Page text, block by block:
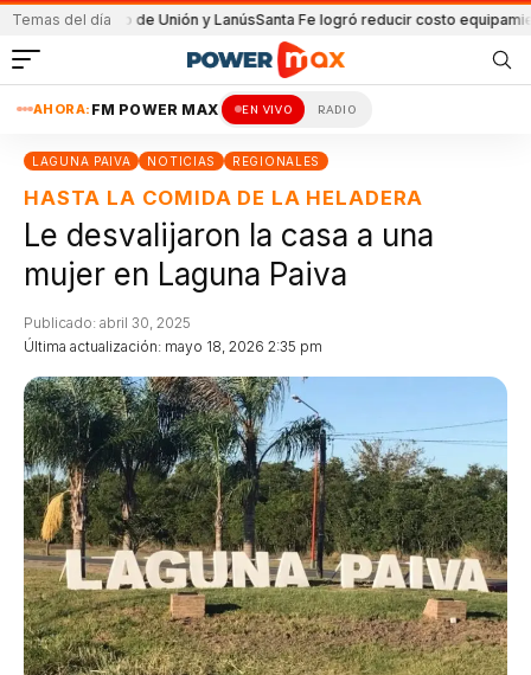
Temas del día
el partido de Unión y LanúsSanta Fe logró reducir costo equipamiento
AHORA: FM POWER MAX EN VIVO RADIO
LAGUNA PAIVA NOTICIAS REGIONALES
HASTA LA COMIDA DE LA HELADERA
Le desvalijaron la casa a una
mujer en Laguna Paiva
Última actualización: mayo 18, 2026 2:35 pm
Publicado: abril 30, 2025